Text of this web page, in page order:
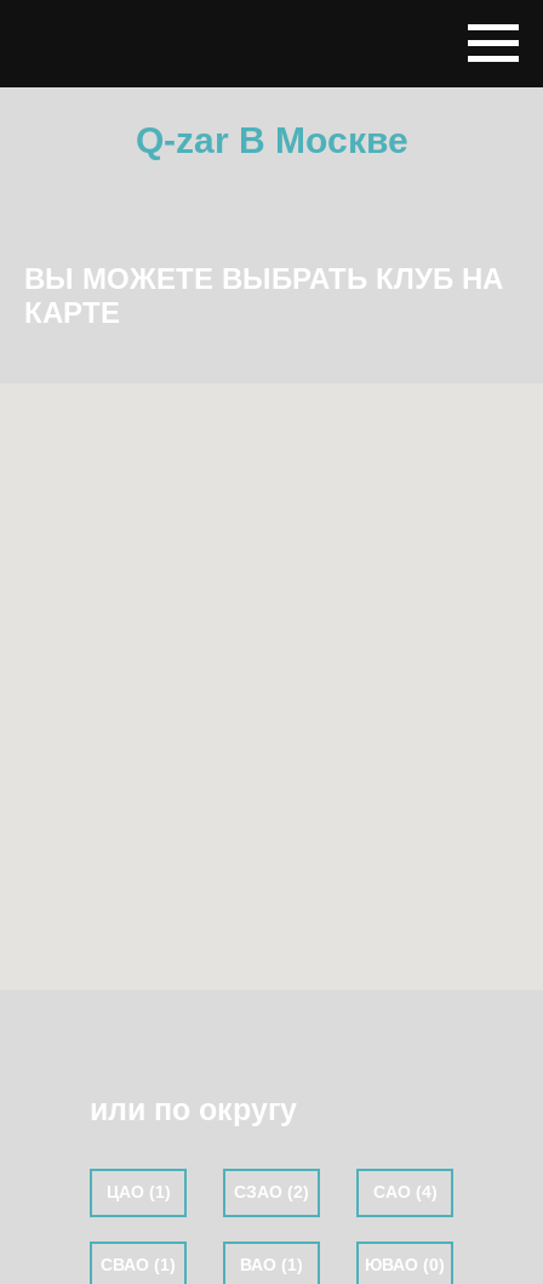
Q-zar В Москве
ВЫ МОЖЕТЕ ВЫБРАТЬ КЛУБ НА
КАРТЕ
или по округу
ЮВАО (0)
САО (4)
СВАО (1)
ЦАО (1) СЗАО (2)
ВАО (1)